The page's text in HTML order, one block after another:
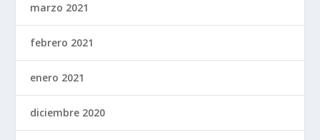
marzo 2021
febrero 2021
enero 2021
diciembre 2020